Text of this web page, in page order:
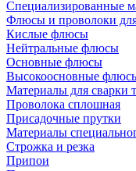
Специализированные
Флюсы и проволоки для
Кислые флюсы
Нейтральные флюсы
Основные флюсы
Высокоосновные
Материалы для сварки
Проволока сплошная
Присадочные прутки
Материалы
Строжка и резка
Припои